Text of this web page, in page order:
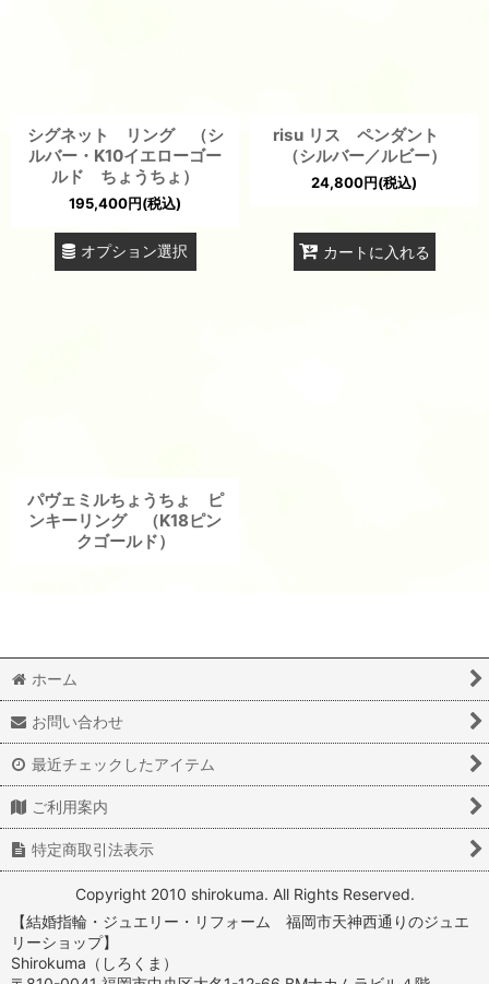
シグネット リング （シ
ルバー・K10イエローゴー
ルド ちょうちょ）
195,400円(税込)
オプション選択
risu リス ペンダント
（シルバー／ルビー）
24,800円(税込)
カートに入れる
パヴェミルちょうちょ ピ
ンキーリング （K18ピン
クゴールド）
ホーム
お問い合わせ
最近チェックしたアイテム
ご利用案内
特定商取引法表示
Copyright 2010 shirokuma. All Rights Reserved.
【結婚指輪・ジュエリー・リフォーム 福岡市天神西通りのジュエ
リーショップ】
Shirokuma（しろくま）